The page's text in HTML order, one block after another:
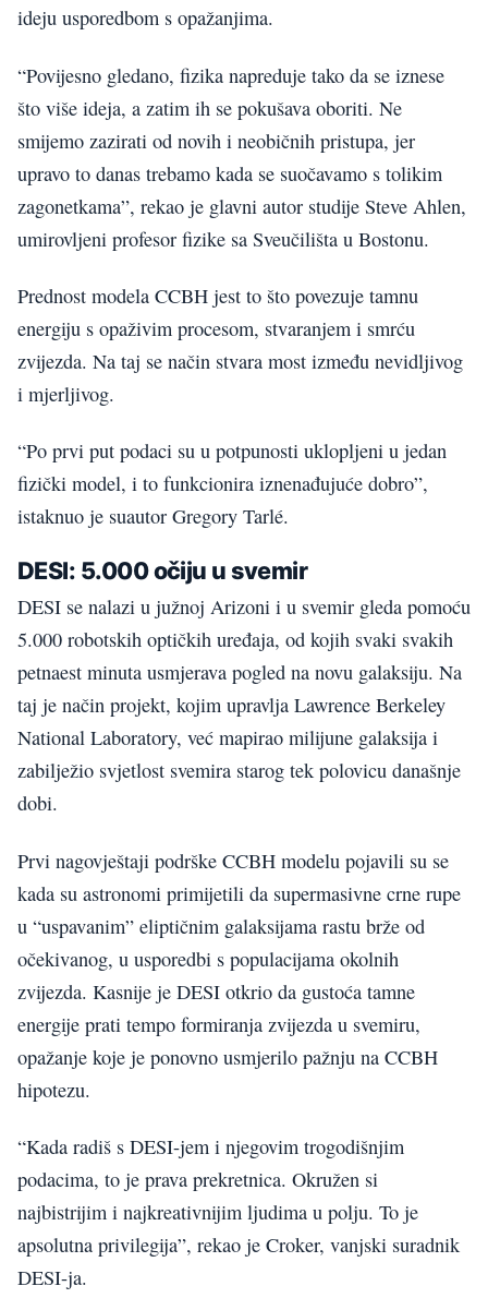
ideju usporedbom s opažanjima.
“Povijesno gledano, fizika napreduje tako da se iznese
što više ideja, a zatim ih se pokušava oboriti. Ne
smijemo zazirati od novih i neobičnih pristupa, jer
upravo to danas trebamo kada se suočavamo s tolikim
zagonetkama”, rekao je glavni autor studije Steve Ahlen,
umirovljeni profesor fizike sa Sveučilišta u Bostonu.
Prednost modela CCBH jest to što povezuje tamnu
energiju s opaživim procesom, stvaranjem i smrću
zvijezda. Na taj se način stvara most između nevidljivog
i mjerljivog.
“Po prvi put podaci su u potpunosti uklopljeni u jedan
fizički model, i to funkcionira iznenađujuće dobro”,
istaknuo je suautor Gregory Tarlé.
DESI: 5.000 očiju u svemir
DESI se nalazi u južnoj Arizoni i u svemir gleda pomoću
5.000 robotskih optičkih uređaja, od kojih svaki svakih
petnaest minuta usmjerava pogled na novu galaksiju. Na
taj je način projekt, kojim upravlja Lawrence Berkeley
National Laboratory, već mapirao milijune galaksija i
zabilježio svjetlost svemira starog tek polovicu današnje
dobi.
Prvi nagovještaji podrške CCBH modelu pojavili su se
kada su astronomi primijetili da supermasivne crne rupe
u “uspavanim” eliptičnim galaksijama rastu brže od
očekivanog, u usporedbi s populacijama okolnih
zvijezda. Kasnije je DESI otkrio da gustoća tamne
energije prati tempo formiranja zvijezda u svemiru,
opažanje koje je ponovno usmjerilo pažnju na CCBH
hipotezu.
“Kada radiš s DESI-jem i njegovim trogodišnjim
podacima, to je prava prekretnica. Okružen si
najbistrijim i najkreativnijim ljudima u polju. To je
apsolutna privilegija”, rekao je Croker, vanjski suradnik
DESI-ja.